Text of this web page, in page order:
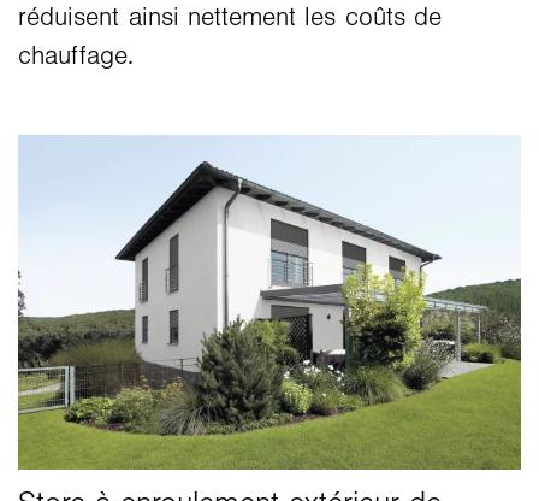
réduisent ainsi nettement les coûts de
chauffage.